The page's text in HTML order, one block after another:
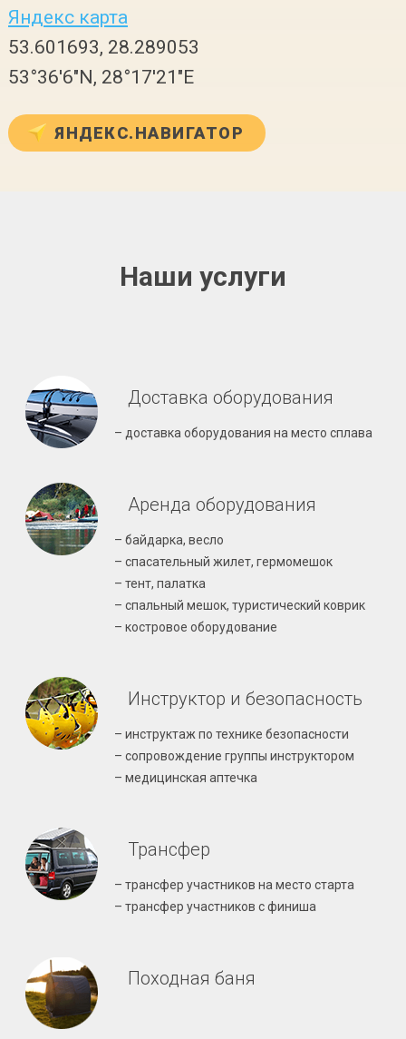
Яндекс карта
53.601693, 28.289053
53°36′6″N, 28°17′21″E
ЯНДЕКС.НАВИГАТОР
Наши услуги
Доставка оборудования
– доставка оборудования на место сплава
Аренда оборудования
– байдарка, весло
– спасательный жилет, гермомешок
– тент, палатка
– спальный мешок, туристический коврик
– костровое оборудование
Инструктор и безопасность
– инструктаж по технике безопасности
– сопровождение группы инструктором
– медицинская аптечка
Трансфер
– трансфер участников на место старта
– трансфер участников с финиша
Походная баня